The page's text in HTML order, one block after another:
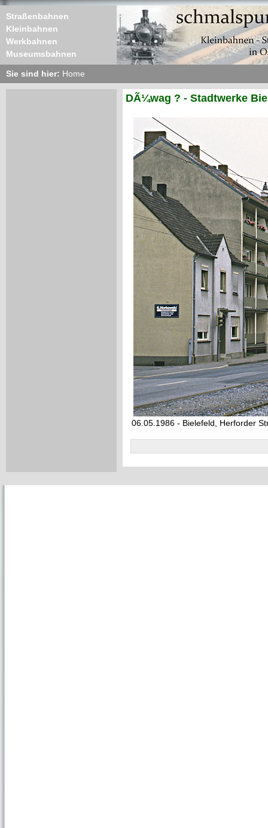
Straßenbahnen
Kleinbahnen
Werkbahnen
Museumsbahnen
Sie sind hier: Home
DÃ¼wag ? - Stadtwerke
06.05.1986 - Bielefeld, Herforder